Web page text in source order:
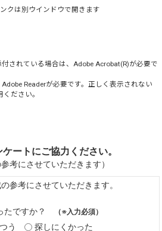
クは別ウインドウで開きます
されている場合は、 Adobe Acrobat(R)が必要で
Adobe Readerが必要です。正しく表示されない
ださい。